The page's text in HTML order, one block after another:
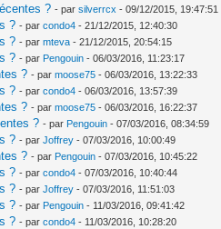
? - parsilverrcx - 09/12/2015, 19:47:51
? - parcondo4 - 21/12/2015, 12:40:30
? - parmteva - 21/12/2015, 20:54:15
? - par Pengouin - 06/03/2016, 11:23:17
? - parmoose75 - 06/03/2016, 13:22:33
? - parcondo4 - 06/03/2016, 13:57:39
? - parmoose75 - 06/03/2016, 16:22:37
? - par Pengouin - 07/03/2016, 08:34:59
? - parJoffrey - 07/03/2016, 10:00:49
? - par Pengouin - 07/03/2016, 10:45:22
? - parcondo4 - 07/03/2016, 10:40:44
? - parJoffrey - 07/03/2016, 11:51:03
? - par Pengouin - 11/03/2016, 09:41:42
? - parcondo4 - 11/03/2016, 10:28:20